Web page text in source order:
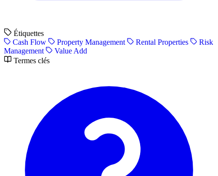
Étiquettes
Cash Flow
Property Management Rental Properties
Risk
Management
Value Add
Termes clés